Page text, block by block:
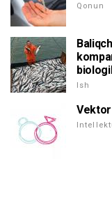
Qonun
Ish